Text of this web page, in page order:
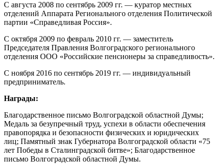
С августа 2008 по сентябрь 2009 гг. — куратор местных
отделений Аппарата Регионального отделения Политической
партии «Справедливая Россия».
С октября 2009 по февраль 2010 гг. — заместитель
Председателя Правления Волгоградского регионального
отделения ООО «Российские пенсионеры за справедливость».
С ноября 2016 по сентябрь 2019 гг. — индивидуальный
предприниматель.
Награды:
Благодарственное письмо Волгоградской областной Думы;
Медаль за безупречный труд, успехи в области обеспечения
правопорядка и безопасности физических и юридических
лиц; Памятный знак Губернатора Волгоградской области «75
лет Победы в Сталинградской битве»; Благодарственное
письмо Волгоградской областной Думы.